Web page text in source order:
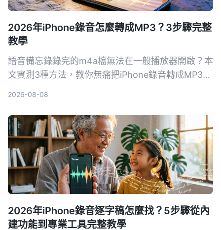
2026年iPhone錄音怎麼轉成MP3？3步驟完整
教學
語音備忘錄錄完的m4a檔無法在一般播放器開啟？本
文實測3種方法，教你無痛把iPhone錄音轉成MP3，
2026-08-08
2026年iPhone錄音逐字稿怎麼找？5步驟從內
建功能到專業工具完整教學